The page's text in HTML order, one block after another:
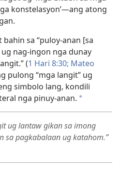
konstelasyon’—ang atong
sa “puloy-anan [sa
nag-ingon nga dunay
(1 Hari 8:30; Mateo
pulong “mga langit” ug
simbolo lang, kondili
nga pinuy-anan. a
ug lantaw gikan sa imong
sa pagkabalaan ug katahom.”